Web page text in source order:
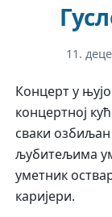
11.
Концерт у
концертној
сваки
љубитељима
уметник
каријери.